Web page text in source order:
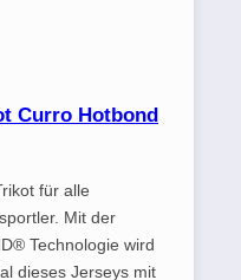
Curro Hotbond
für alle
Mit der
Technologie wird
dieses Jerseys mit